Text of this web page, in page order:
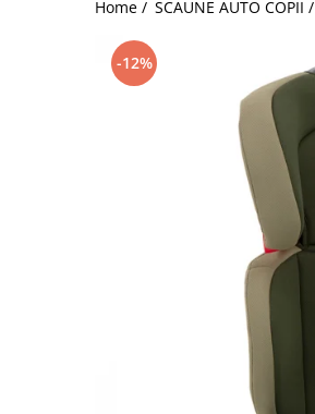
Jucarii de Sortare
Jucarii de tras
Jucarii din plus
Home / SCAUNE AUTO COPII /
-12%